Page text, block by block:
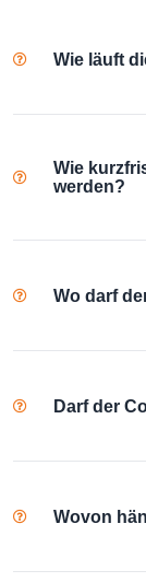
Wie läuft
Wie
werden?
Wo darf
Darf der
Wovon